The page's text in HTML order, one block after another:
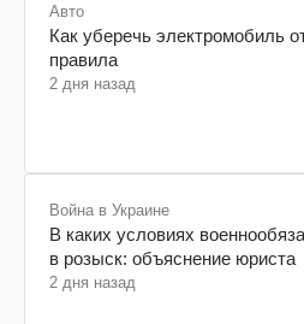
Авто
Как уберечь электромобиль
правила
2 дня назад
Война в Украине
В каких условиях
в розыск: объяснение юриста
2 дня назад